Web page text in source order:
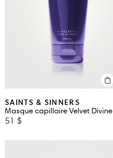
SAINTS & SINNERS
Masque capillaire Velvet Divine
51 $